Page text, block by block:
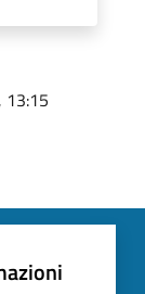
13:15